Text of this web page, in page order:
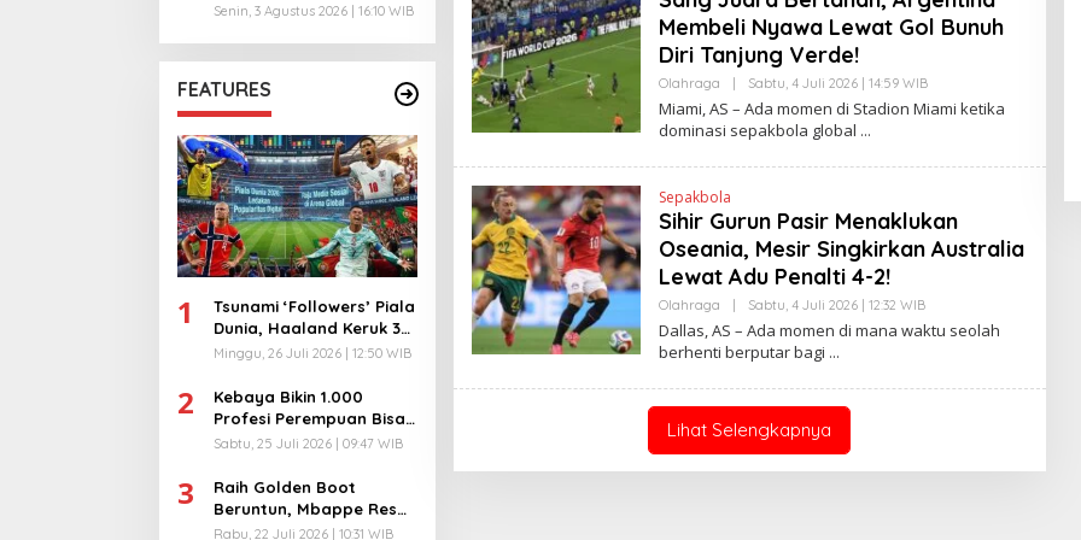
Risiko
Senin, 3 Agustus 2026 | 16:10 WIB
FEATURES
1
Tsunami ‘Followers’ Piala
Dunia, Haaland Keruk 32
Juta, Kiper 40 Tahun
Minggu, 26 Juli 2026 | 12:50 WIB
2
Kebaya Bikin 1.000
Profesi Perempuan Bisa
Menyatu di Arena
Sabtu, 25 Juli 2026 | 09:47 WIB
3
Raih Golden Boot
Beruntun, Mbappe Resmi
Kunci Takhta Top Skor
Rabu, 22 Juli 2026 | 10:31 WIB
N
I
Membeli Nyawa Lewat Gol Bunuh
Diri Tanjung Verde!
Olahraga Sabtu, 4 Juli 2026 | 14:59 WIBO
L
E
E
R
N
I
Miami, AS – Ada momen di Stadion Miami ketika
dominasi sepakbola global
Sepakbola
Sihir Gurun Pasir Menaklukan
Oseania, Mesir Singkirkan Australia
Lewat Adu Penalti 4-2!
Olahraga Sabtu, 4 Juli 2026 | 12:32 WIBO
L
E
E
N
Dallas, AS – Ada momen di mana waktu seolah
berhenti berputar bagi
Lihat Selengkapnya
Pendaftaran Istana Dibuka,
Warga Berebut Kuota
Di Daerah, Nasional |
Rabu, 5 Agustus 2026 |
09:13 WIB